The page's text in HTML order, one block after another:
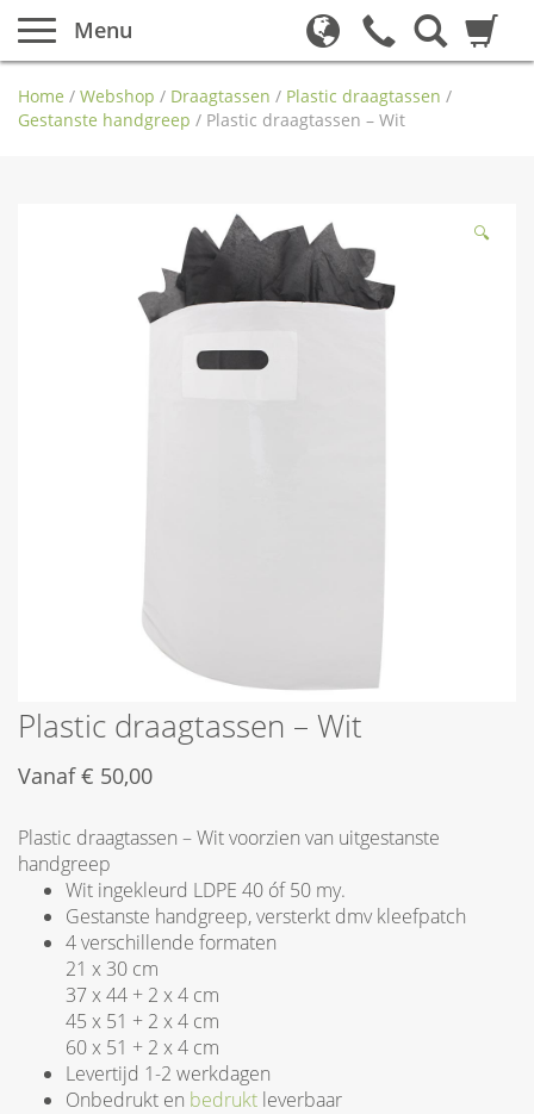
Menu
Home / Webshop / Draagtassen / Plastic draagtassen /
Gestanste handgreep / Plastic draagtassen – Wit
🔍
Plastic draagtassen – Wit
Vanaf€ 50,00
Plastic draagtassen – Wit voorzien van uitgestanste
handgreep
Wit ingekleurd LDPE 40 óf 50 my.
Gestanste handgreep, versterkt dmv kleefpatch
4 verschillende formaten
21 x 30 cm
37 x 44 + 2 x 4 cm
45 x 51 + 2 x 4 cm
60 x 51 + 2 x 4 cm
Levertijd 1-2 werkdagen
Onbedrukt en bedrukt leverbaar